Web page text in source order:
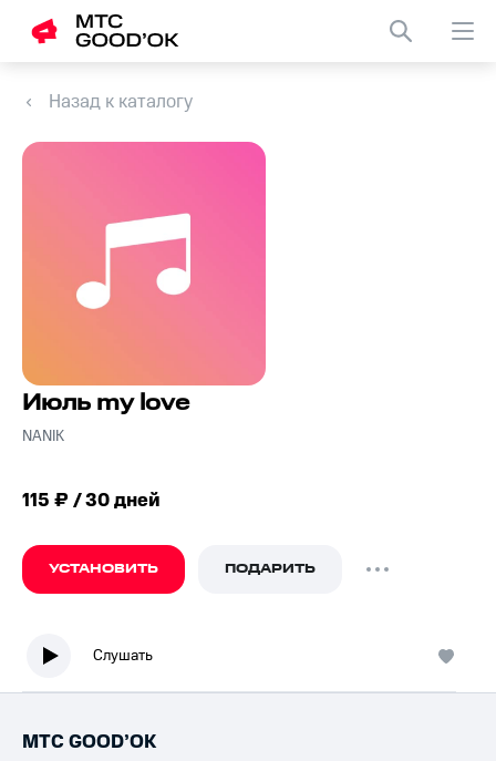
Назад к каталогу
Июль my love
NANIK
115 ₽ / 30 дней
УСТАНОВИТЬ ПОДАРИТЬ
Слушать
МТС GOOD’OK